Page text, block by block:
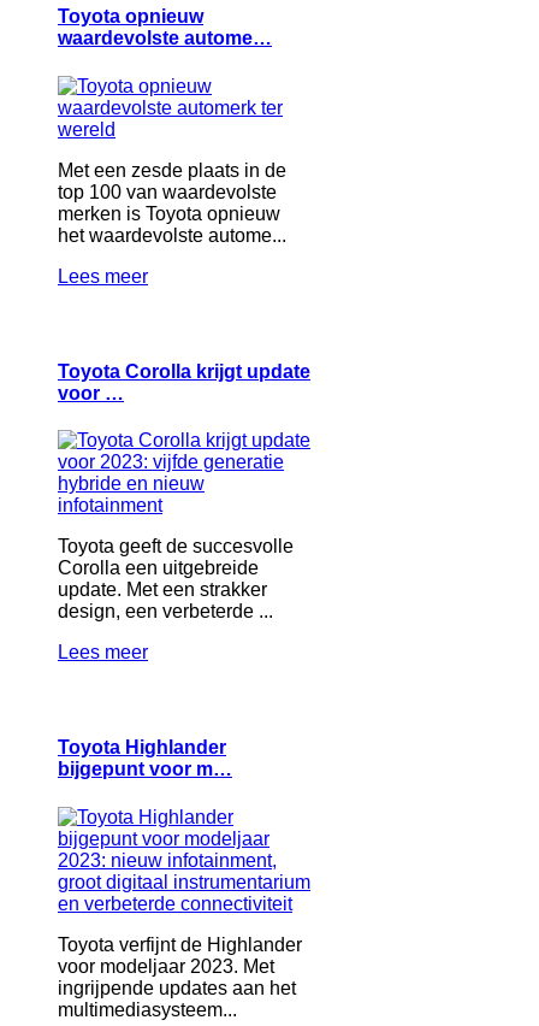
Toyota opnieuw
waardevolste autome…
Met een zesde plaats in de
top 100 van waardevolste
merken is Toyota opnieuw
het waardevolste autome...
Lees meer
Toyota Corolla krijgt update
voor …
Toyota geeft de succesvolle
Corolla een uitgebreide
update. Met een strakker
design, een verbeterde ...
Lees meer
Toyota Highlander
bijgepunt voor m…
Toyota verfijnt de Highlander
voor modeljaar 2023. Met
ingrijpende updates aan het
multimediasysteem...